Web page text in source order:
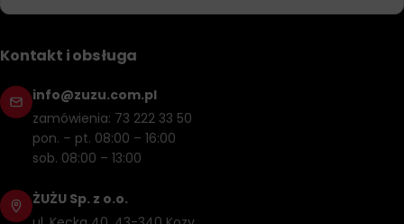
Kontakt i obsługa
info@zuzu.com.pl
zamówienia: 73 222 33 50
pon. – pt. 08:00 – 16:00
sob. 08:00 – 13:00
ŻUŻU Sp. z o.o.